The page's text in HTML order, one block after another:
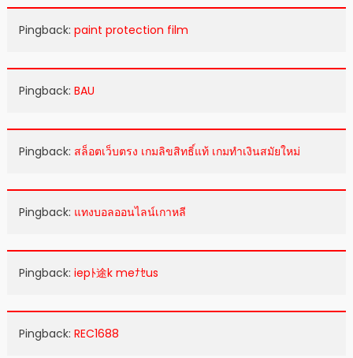
Pingback: paint protection film
Pingback: BAU
Pingback: สล็อตเว็บตรง เกมลิขสิทธิ์แท้ เกมทำเงินสมัยใหม่
Pingback: แทงบอลออนไลน์เกาหลี
Pingback: iepﾄ途k meﾅｾus
Pingback: REC1688